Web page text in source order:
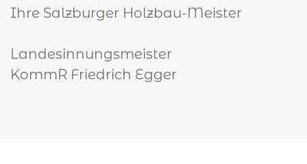
Ihre Salzburger Holzbau-Meister
Landesinnungsmeister
KommR Friedrich Egger